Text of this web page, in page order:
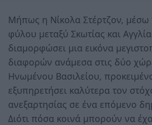
Μήπως η Νίκολα Στέρτζον, μέσω
φύλου μεταξύ Σκωτίας και
διαμορφώσει μια εικόνα
διαφορών ανάμεσα στις δύο
Ηνωμένου Βασιλείου,
εξυπηρετήσει καλύτερα τον
ανεξαρτησίας σε ένα επόμενο
Διότι πόσα κοινά μπορούν να